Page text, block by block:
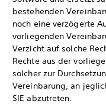
bestehenden
noch eine verzögerte
vorliegenden
Verzicht auf solche
Rechte aus der
solcher zur
Vereinbarung, an
SIE abzutreten.